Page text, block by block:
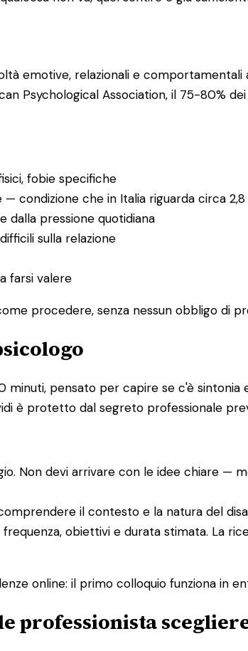
emotive, relazionali e comportamentali
Psychological Association, il 75-80%
fobie specifiche
condizione che in Italia riguarda circa
dalla pressione quotidiana
sulla relazione
farsi valere
procedere, senza nessun obbligo di
pensato per capire se c'è sintonia
è protetto dal segreto professionale
Non devi arrivare con le idee chiare —
il contesto e la natura del
frequenza, obiettivi e durata stimata. La
online: il primo colloquio funziona in
professionista